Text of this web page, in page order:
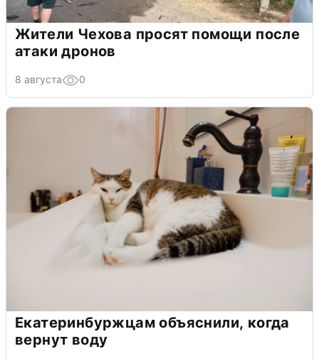
Жители Чехова просят помощи после
атаки дронов
8 августа 0
Екатеринбуржцам объяснили, когда
вернут воду